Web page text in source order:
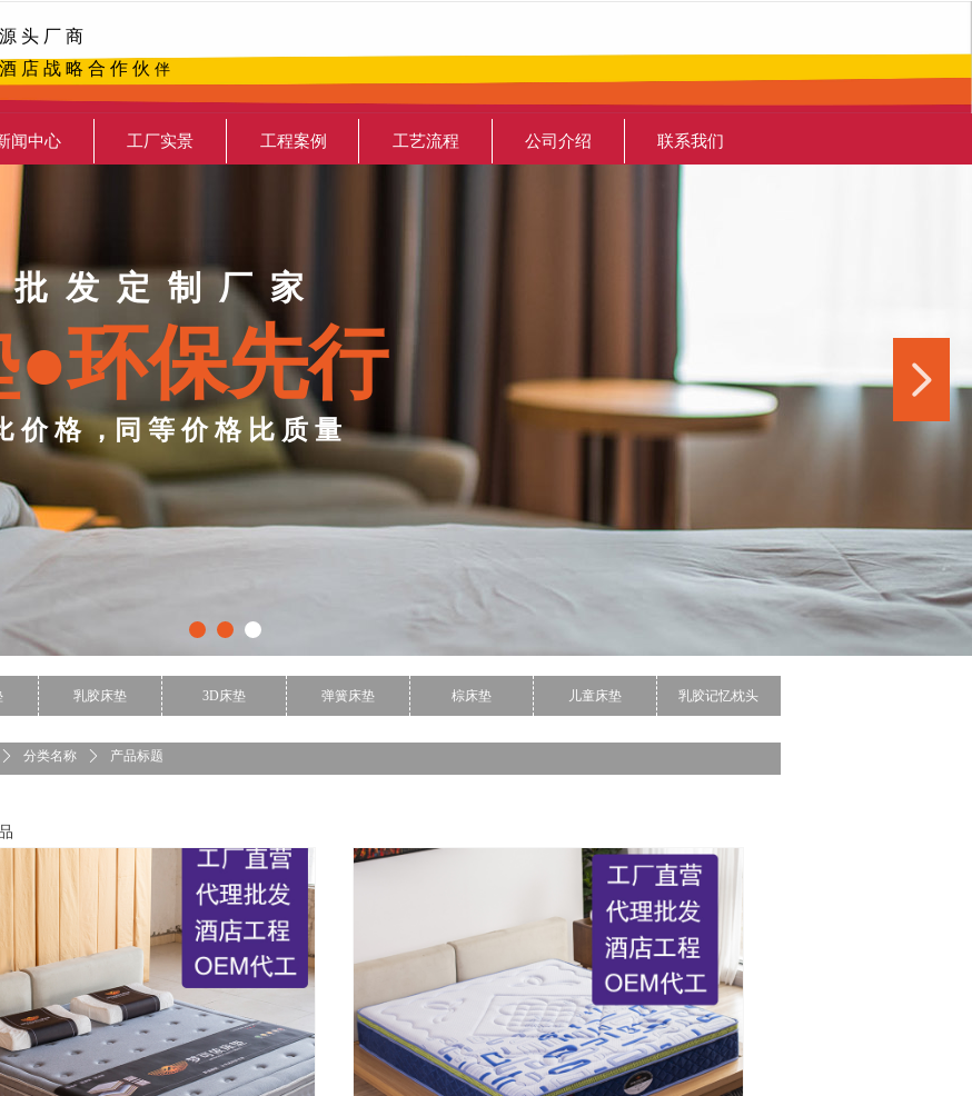
头 厂 商
店 战 略 合 作 伙 伴
●环保先行
批 发 定 制 厂 家
价 格 ，同 等 价 格 比 质 量
넲
闻中心 工厂实景 工程案例 工艺流程 公司介绍 联系我们
乳胶床垫 3D床垫 弹簧床垫 棕床垫 儿童床垫 乳胶记忆枕头
ꄲ 分类名称 ꄲ 产品标题